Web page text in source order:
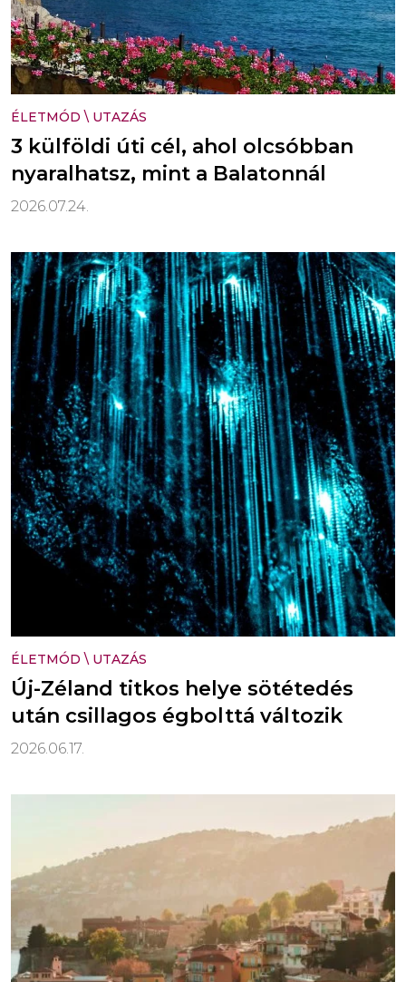
ÉLETMÓD \ UTAZÁS
3 külföldi úti cél, ahol olcsóbban
nyaralhatsz, mint a Balatonnál
2026.07.24.
ÉLETMÓD \ UTAZÁS
Új-Zéland titkos helye sötétedés
után csillagos égbolttá változik
2026.06.17.